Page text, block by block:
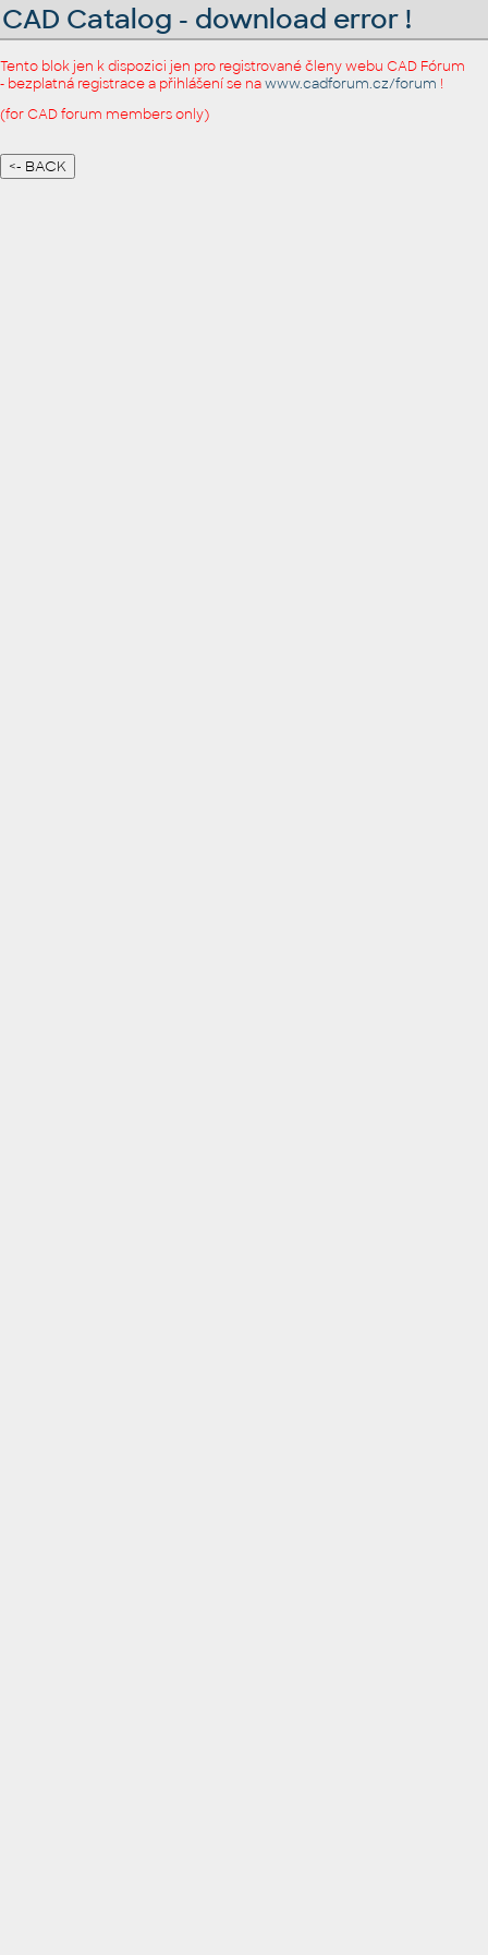
CAD Catalog - download error !
Tento blok jen k dispozici jen pro registrované členy webu CAD Fórum
- bezplatná registrace a přihlášení se nawww.cadforum.cz/forum !
(for CAD forum members only)